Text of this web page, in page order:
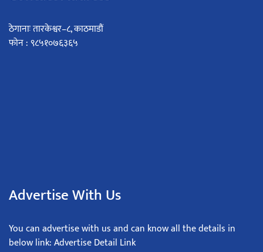
ठेगानाः तारकेश्वर–८, काठमाडौं
फोन : ९८५१०७६३६५
Advertise With Us
You can advertise with us and can know all the details in
below link: Advertise Detail Link